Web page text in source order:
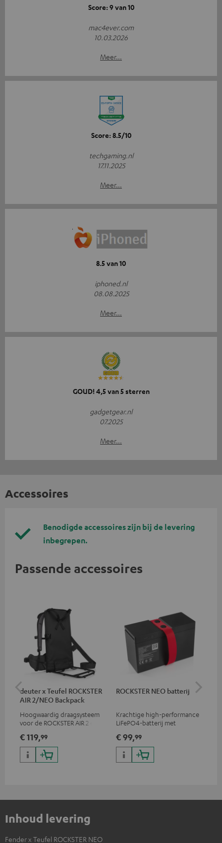
Score: 9 van 10
mac4ever.com
10.03.2026
Meer...
Score: 8.5/10
techgaming.nl
17.11.2025
Meer...
8.5 van 10
iphoned.nl
08.08.2025
Meer...
GOUD! 4,5 van 5 sterren
gadgetgear.nl
07.2025
Meer...
Accessoires
Benodigde accessoires zijn bij de levering
inbegrepen.
Passende accessoires
deuter x Teufel ROCKSTER
AIR 2/NEO Backpack
Hoogwaardig draagsysteem
voor de ROCKSTER AIR 2 en
rugzakexperts deuter
€ 119,99
ROCKSTER NEO batterij
Krachtige high-performance
LiFePO4-batterij met
de ROCKSTER NEO en Fender
x Teufel ROCKSTER NEO
€ 99,99
Inhoud levering
Fender x Teufel ROCKSTER NEO